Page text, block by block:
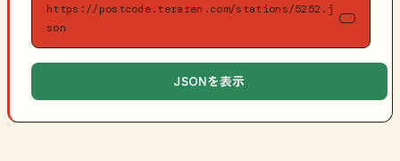
https://postcode.teraren.com/stations/5252.j
son
JSONを表示